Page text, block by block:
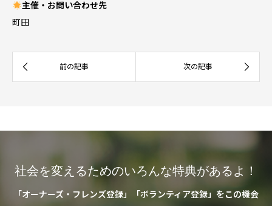
主催・お問い合わせ先
町田
社会を変えるためのいろんな特典があるよ！
「オーナーズ・フレンズ登録」「ボランティア登録」をこの機会